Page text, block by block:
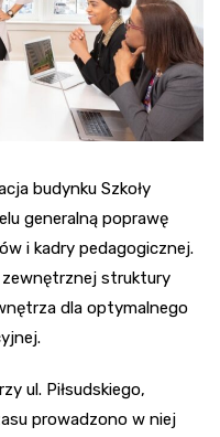
budynku Szkoły
generalną poprawę
i kadry pedagogicznej.
zewnętrznej struktury
dla optymalnego
ul. Piłsudskiego,
prowadzono w niej